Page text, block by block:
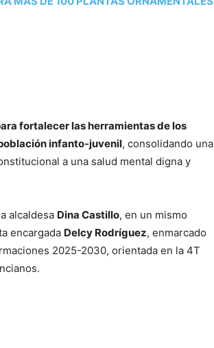
fortalecer las herramientas de los
infanto-juvenil, consolidando una
a una salud mental digna y
alcaldesa Dina Castillo, en un mismo
encargada Delcy Rodríguez, enmarcado
2025-2030, orientada en la 4T